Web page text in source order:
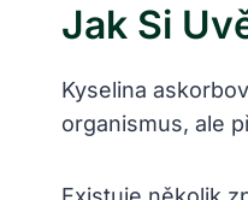
Jak Si
Kyselina
organismus, ale